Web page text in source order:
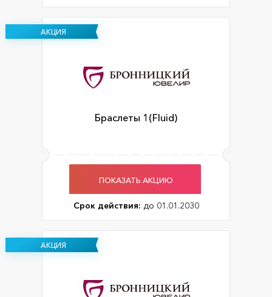
АКЦИЯ
Браслеты 1(Fluid)
ПОКАЗАТЬ АКЦИЮ
Срок действия: до 01.01.2030
АКЦИЯ